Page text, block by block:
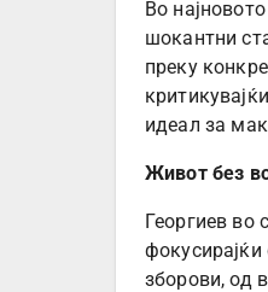
Во
шокантни
преку
идеал за
Живот без
Георгиев во
зборови, од